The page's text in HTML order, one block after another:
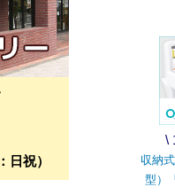
日祝）
\
収納
型）